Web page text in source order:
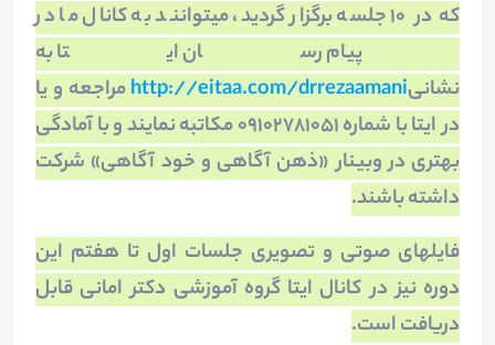
که در 10 جلسه برگزار گردید، می­توانند به کانال ما در
پیام رسان ایتا به
نشانیhttp://eitaa.com/drrezaamaniمراجعه و یا
در ایتا با شماره 09102781051 مکاتبه نمایند و با آمادگی
بهتری در وبینار «ذهن آگاهی و خود آگاهی» شرکت
داشته باشند.
فایلهای صوتی و تصویری جلسات اول تا هفتم این
دوره نیز در کانال ایتا گروه آموزشی دکتر امانی قابل
دریافت است.